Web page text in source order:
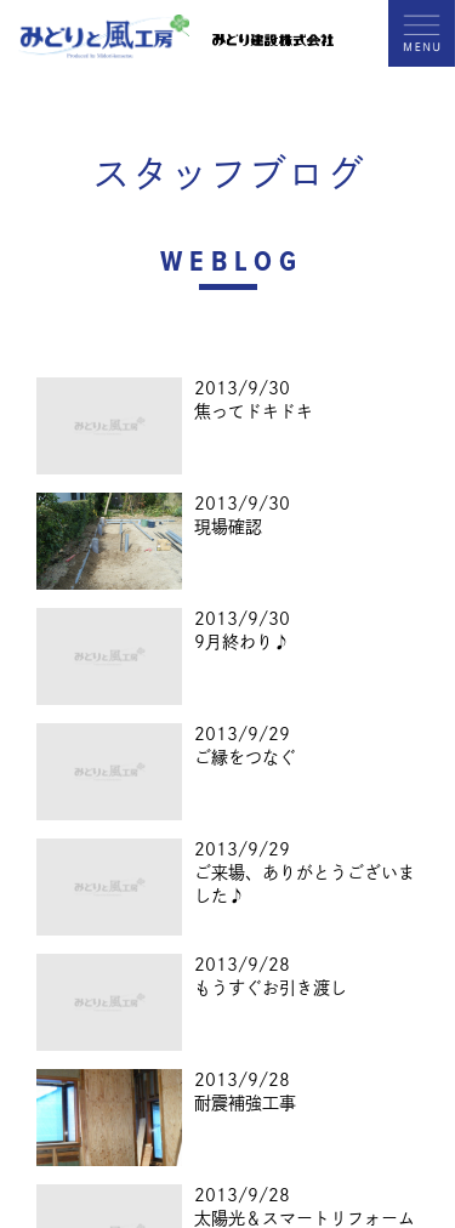
スタッフブログ
WEBLOG
2013/9/30
焦ってドキドキ
2013/9/30
現場確認
2013/9/30
9月終わり♪
2013/9/29
ご縁をつなぐ
2013/9/29
ご来場、ありがとうございま
した♪
2013/9/28
もうすぐお引き渡し
2013/9/28
耐震補強工事
2013/9/28
太陽光＆スマートリフォーム